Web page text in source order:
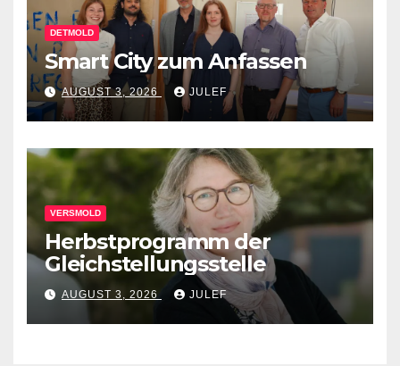
DETMOLD
Smart City zum Anfassen
AUGUST 3, 2026 JULEF
VERSMOLD
Herbstprogramm der
Gleichstellungsstelle
AUGUST 3, 2026 JULEF